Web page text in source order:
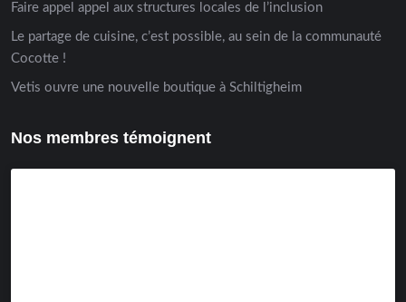
Faire appel appel aux structures locales de l’inclusion
Le partage de cuisine, c’est possible, au sein de la communauté
Cocotte !
Vetis ouvre une nouvelle boutique à Schiltigheim
Nos membres témoignent